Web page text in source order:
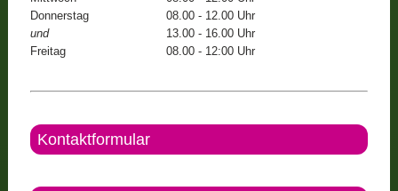
Donnerstag
08.00 - 12.00 Uhr
und
13.00 - 16.00 Uhr
Freitag
08.00 - 12:00 Uhr
Kontaktformular